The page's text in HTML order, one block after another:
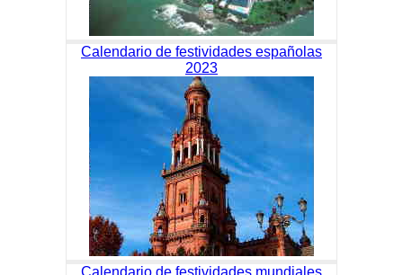
Calendario de festividades españolas
2023